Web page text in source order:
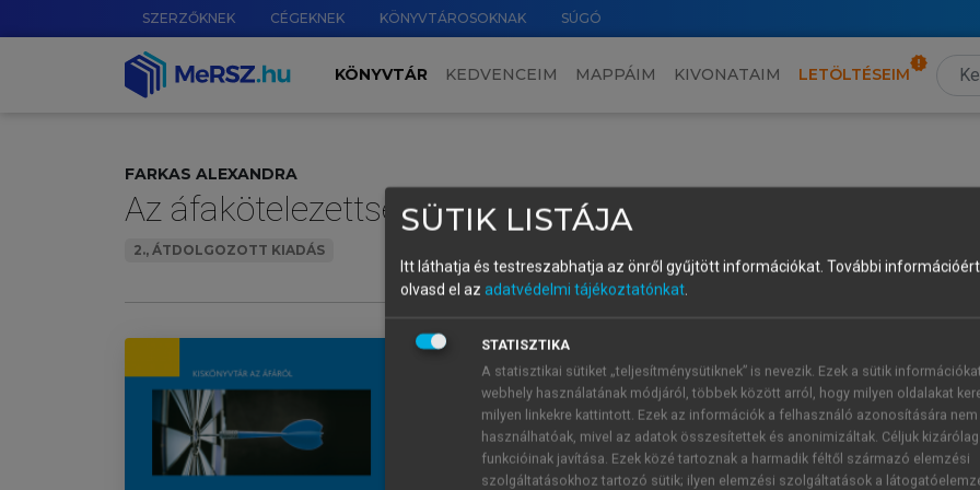
SZERZŐKNEK CÉGEKNEK KÖNYVTÁROSOKNAK SÚGÓ
KÖNYVTÁR KEDVENCEIM MAPPÁIM KIVONATAIM LETÖLTÉSEIM
FARKAS ALEXANDRA
Az áfakötelezettség keletkezésének időpontja és a
2., ÁTDOLGOZOTT KIADÁS
TARTALOMJEGYZÉK
Az áfakötelezettség keletkezésének időpontja és a teljesítés helye
Impresszum
Jogszabályi rövidítések
SÜTIK LISTÁJA
Itt láthatja és testreszabhatja az önről gyűjtött információkat. További
olvasd el az adatvédelmi tájékoztatónkat.
STATISZTIKA
A statisztikai sütiket „teljesítménysütiknek” is nevezik. Ezek a sütik
webhely használatának módjáról, többek között arról, hogy milyen oldalakat
milyen linkekre kattintott. Ezek az információk a felhasználó azonosítására nem
használhatóak, mivel az adatok összesítettek és anonimizáltak. Céljuk
funkcióinak javítása. Ezek közé tartoznak a harmadik féltől származó elemzési
szolgáltatásokhoz tartozó sütik; ilyen elemzési szolgáltatások a